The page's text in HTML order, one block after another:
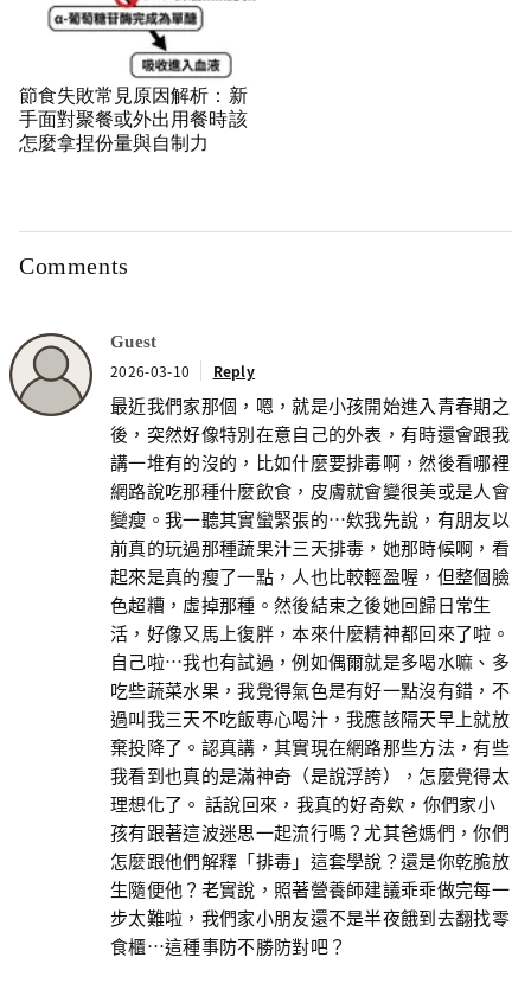
節食失敗常見原因解析：新
手面對聚餐或外出用餐時該
怎麼拿捏份量與自制力
Comments
Guest
2026-03-10 Reply
最近我們家那個，嗯，就是小孩開始進入青春期之
後，突然好像特別在意自己的外表，有時還會跟我
講一堆有的沒的，比如什麼要排毒啊，然後看哪裡
網路說吃那種什麼飲食，皮膚就會變很美或是人會
變瘦。我一聽其實蠻緊張的…欸我先說，有朋友以
前真的玩過那種蔬果汁三天排毒，她那時候啊，看
起來是真的瘦了一點，人也比較輕盈喔，但整個臉
色超糟，虛掉那種。然後結束之後她回歸日常生
活，好像又馬上復胖，本來什麼精神都回來了啦。
自己啦…我也有試過，例如偶爾就是多喝水嘛、多
吃些蔬菜水果，我覺得氣色是有好一點沒有錯，不
過叫我三天不吃飯專心喝汁，我應該隔天早上就放
棄投降了。認真講，其實現在網路那些方法，有些
我看到也真的是滿神奇（是說浮誇），怎麼覺得太
理想化了。 話說回來，我真的好奇欸，你們家小
孩有跟著這波迷思一起流行嗎？尤其爸媽們，你們
怎麼跟他們解釋「排毒」這套學說？還是你乾脆放
生隨便他？老實說，照著營養師建議乖乖做完每一
步太難啦，我們家小朋友還不是半夜餓到去翻找零
食櫃…這種事防不勝防對吧？